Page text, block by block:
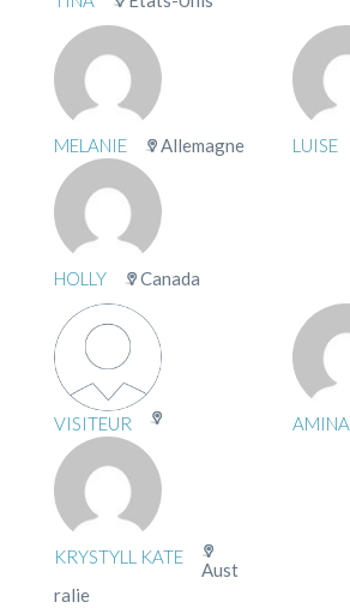
MELANIE Allemagne LUISE
HOLLY Canada
VISITEUR AMINA
KRYSTYLL KATE
Aust
ralie